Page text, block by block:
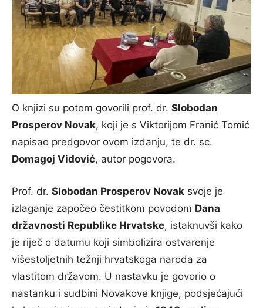
O knjizi su potom govorili prof. dr. Slobodan
Prosperov Novak, koji je s Viktorijom Franić Tomić
napisao predgovor ovom izdanju, te dr. sc.
Domagoj Vidović, autor pogovora.
Prof. dr. Slobodan Prosperov Novak svoje je
izlaganje započeo čestitkom povodom Dana
državnosti Republike Hrvatske, istaknuvši kako
je riječ o datumu koji simbolizira ostvarenje
višestoljetnih težnji hrvatskoga naroda za
vlastitom državom. U nastavku je govorio o
nastanku i sudbini Novakove knjige, podsjećajući